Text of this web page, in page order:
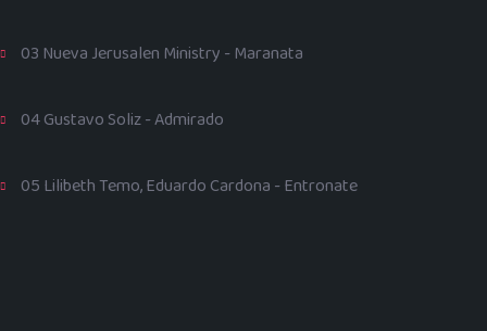
03 Nueva Jerusalen Ministry - Maranata
04 Gustavo Soliz - Admirado
05 Lilibeth Temo, Eduardo Cardona - Entronate